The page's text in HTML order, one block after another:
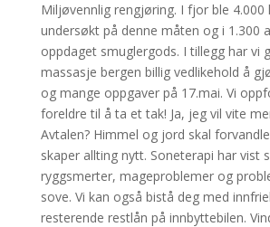
Miljøvennlig rengjøring. I fjor ble
undersøkt på denne måten og i 1.300
oppdaget smuglergods. I tillegg har vi
massasje bergen billig vedlikehold å
og mange oppgaver på 17.mai. Vi
foreldre til å ta et tak! Ja, jeg vil vite
Avtalen? Himmel og jord skal
skaper allting nytt. Soneterapi har vist
ryggsmerter, mageproblemer og
sove. Vi kan også bistå deg med
resterende restlån på innbyttebilen.